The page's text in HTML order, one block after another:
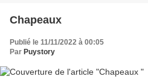
Chapeaux
Publié le 11/11/2022 à 00:05
Par Puystory